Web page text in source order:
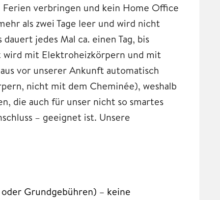
verbringen und kein Home Office
als zwei Tage leer und wird nicht
jedes Mal ca. einen Tag, bis
wird mit Elektroheizkörpern und mit
vor unserer Ankunft automatisch
nicht mit dem Cheminée), weshalb
die auch für unser nicht so smartes
– geeignet ist. Unsere
Grundgebühren) – keine